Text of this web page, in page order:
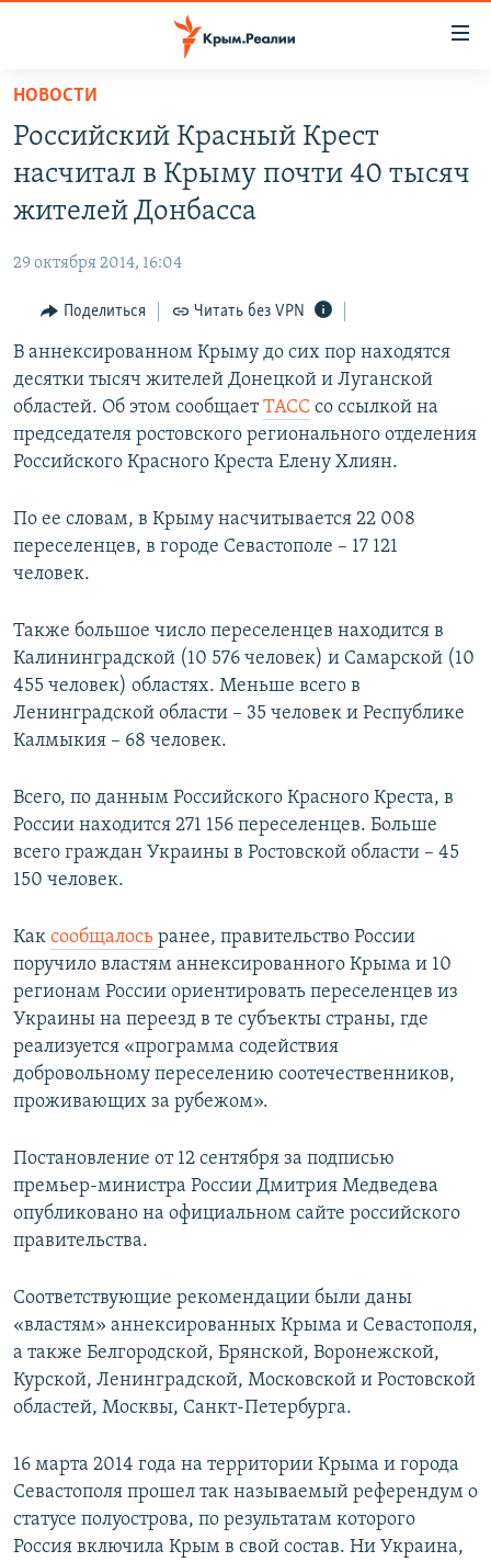
Вернуться
основному
содержанию
главной
навигации
Вернутся
поиску
11 ЛЕТ ОККУПАЦИИ КРЫМА. 11 ИСТОРИЙ СОПРОТИВЛЕНИЯ
ЕЩЕ
ИНТЕРАКТИВ
ИНФОГРАФИКА
ТЕЛЕПРОЕКТ КРЫМ.РЕАЛИИ
СОВЕТЫ ПРАВОЗАЩИТНИКОВ
ПРОПАВШИЕ БЕЗ ВЕСТИ
ПОБЕДИТЕЛЕЙ НЕ СУДЯТ?
КРЫМ.НЕПОКОРЕННЫЙ
УКРАИНСКАЯ ПРОБЛЕМА КРЫМА
РАДІО СВОБОДА
КАК ОБОЙТИ БЛОКИРОВКУ
Українською
Qırımtatar
ПРИСОЕДИНЯЙТЕСЬ!
Все сайты RFE/RL
НОВОСТИ
Российский Красный Крест
насчитал в Крыму почти 40 тысяч
жителей Донбасса
29 октября 2014, 16:04
Поделиться Читать без VPN
В аннексированном Крыму до сих пор находятся
десятки тысяч жителей Донецкой и Луганской
областей. Об этом сообщаетТАСС со ссылкой на
председателя ростовского регионального отделения
Российского Красного Креста Елену Хлиян.
По ее словам, в Крыму насчитывается 22 008
переселенцев, в городе Севастополе – 17 121
человек.
Также большое число переселенцев находится в
Калининградской (10 576 человек) и Самарской (10
455 человек) областях. Меньше всего в
Ленинградской области – 35 человек и Республике
Калмыкия – 68 человек.
Всего, по данным Российского Красного Креста, в
России находится 271 156 переселенцев. Больше
всего граждан Украины в Ростовской области – 45
150 человек.
Как сообщалось ранее, правительство России
поручило властям аннексированного Крыма и 10
регионам России ориентировать переселенцев из
Украины на переезд в те субъекты страны, где
реализуется «программа содействия
добровольному переселению соотечественников,
проживающих за рубежом».
Постановление от 12 сентября за подписью
премьер-министра России Дмитрия Медведева
опубликовано на официальном сайте российского
правительства.
Соответствующие рекомендации были даны
«властям» аннексированных Крыма и Севастополя,
а также Белгородской, Брянской, Воронежской,
Курской, Ленинградской, Московской и Ростовской
областей, Москвы, Санкт-Петербурга.
16 марта 2014 года на территории Крыма и города
Севастополя прошел так называемый референдум о
статусе полуострова, по результатам которого
Россия включила Крым в свой состав. Ни Украина,